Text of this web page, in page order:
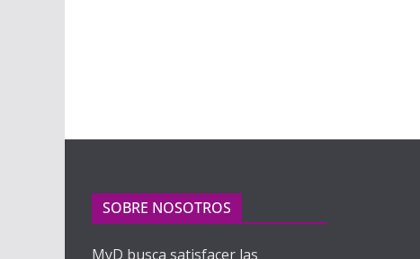
SOBRE NOSOTROS
MyD busca satisfacer las